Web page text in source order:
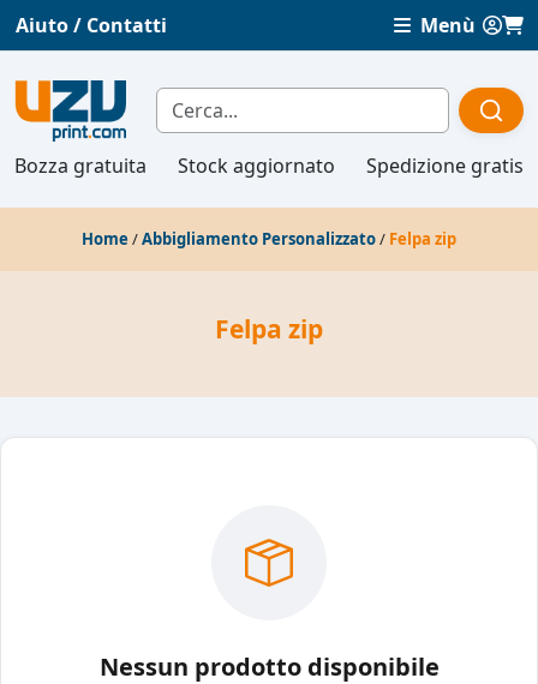
Aiuto / Contatti Menù
Bozza gratuita Stock aggiornato Spedizione gratis
Home /Abbigliamento Personalizzato/ Felpa zip
Felpa zip
Nessun prodotto disponibile